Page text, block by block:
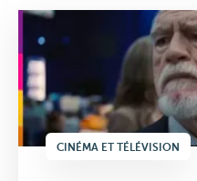
CINÉMA ET TÉLÉVISION